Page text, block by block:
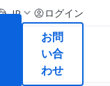
JP ログイン
お問
い合
わせ